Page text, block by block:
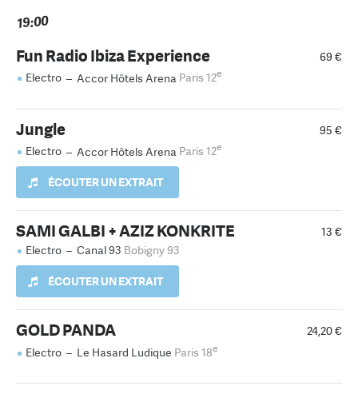
19:00
69 €
Fun Radio Ibiza Experience
Electro – Accor Hôtels Arena Paris 12e
95 €
Jungle
Electro – Accor Hôtels Arena Paris 12e
ÉCOUTER UN EXTRAIT
13 €
SAMI GALBI + AZIZ KONKRITE
Electro – Canal 93 Bobigny 93
ÉCOUTER UN EXTRAIT
24,20 €
GOLD PANDA
Electro – Le Hasard Ludique Paris 18e